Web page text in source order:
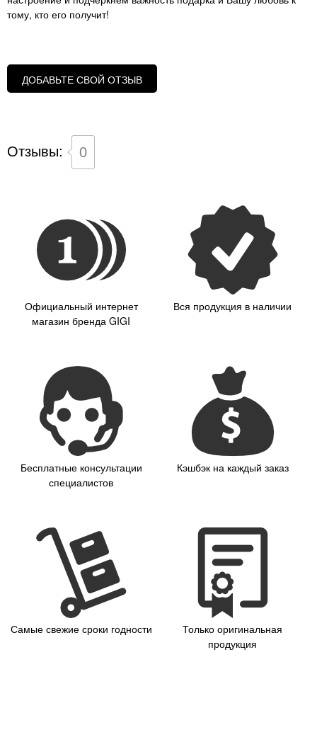
тому, кто его получит!
ДОБАВЬТЕ СВОЙ ОТЗЫВ
Отзывы: 0
Официальный интернет
магазин бренда GIGI
Вся продукция в наличии
Бесплатные консультации
специалистов
Кэшбэк на каждый заказ
Самые свежие сроки годности
Только оригинальная
продукция